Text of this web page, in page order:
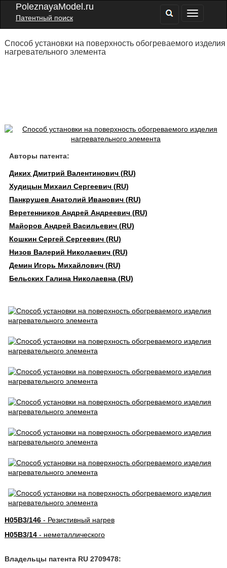
PoleznayaModel.ru
Патентный поиск
Способ установки на поверхность обогреваемого изделия
нагревательного элемента
Авторы патента:
Диких Дмитрий Валентинович (RU)
Худицын Михаил Сергеевич (RU)
Панкрушев Анатолий Иванович (RU)
Веретенников Андрей Андреевич (RU)
Майоров Андрей Васильевич (RU)
Кошкин Сергей Сергеевич (RU)
Низов Валерий Николаевич (RU)
Демин Игорь Михайлович (RU)
Бельских Галина Николаевна (RU)
H05B3/146- Резистивный нагрев
H05B3/14- неметаллического
Владельцы патента RU 2709478: